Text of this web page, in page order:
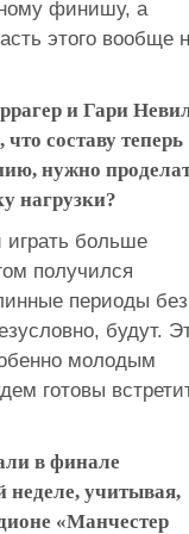
финишу, а
этого вообще
и Гари
составу теперь
нужно
нагрузки?
играть больше
получился
периоды без
будут.
молодым
готовы
в финале
неделе, учитывая,
«Манчестер